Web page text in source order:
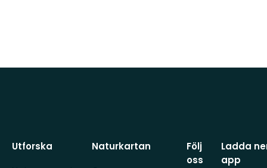
Utforska
Naturkartan
Följ
oss
Ladda
app